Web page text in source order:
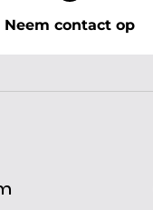
Neem contact op